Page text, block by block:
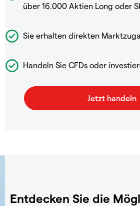
über 16.000 Aktien Long oder
Sie erhalten direkten
Handeln Sie CFDs oder
Entdecken Sie die